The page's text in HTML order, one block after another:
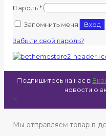
Пароль*
Запомнить меня Вход
Забыли свой пароль?
Подпишитесь на нас в
новости о
✕
Мы отправляем товар в